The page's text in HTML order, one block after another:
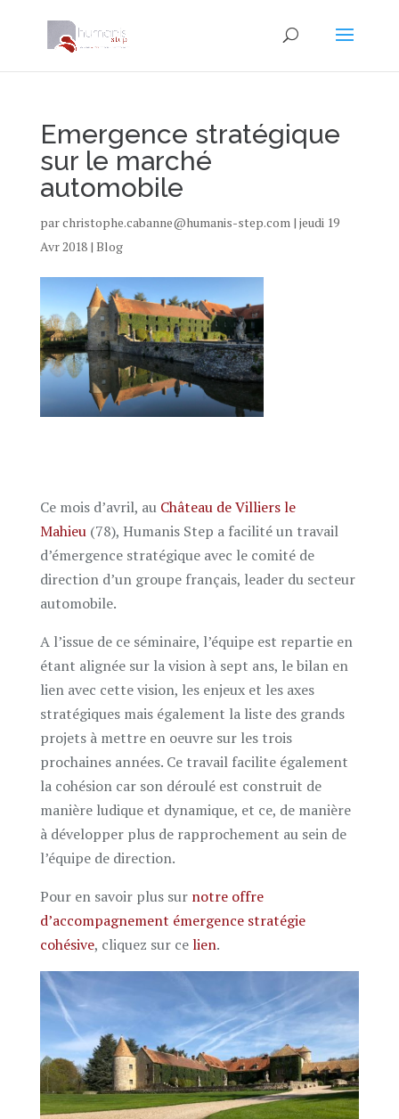
Emergence stratégique
sur le marché
automobile
parchristophe.cabanne@humanis-step.com| jeudi 19
Avr 2018| Blog
Ce mois d’avril, au Château de Villiers le
Mahieu(78), Humanis Step a facilité un travail
d’émergence stratégique avec le comité de
direction d’un groupe français, leader du secteur
automobile.
A l’issue de ce séminaire, l’équipe est repartie en
étant alignée sur la vision à sept ans, le bilan en
lien avec cette vision, les enjeux et les axes
stratégiques mais également la liste des grands
projets à mettre en oeuvre sur les trois
prochaines années. Ce travail facilite également
la cohésion car son déroulé est construit de
manière ludique et dynamique, et ce, de manière
à développer plus de rapprochement au sein de
l’équipe de direction.
Pour en savoir plus sur notre offre
d’accompagnement émergence stratégie
cohésive, cliquez sur celien.